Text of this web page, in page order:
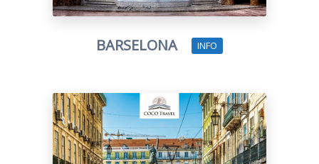
BARSELONA INFO